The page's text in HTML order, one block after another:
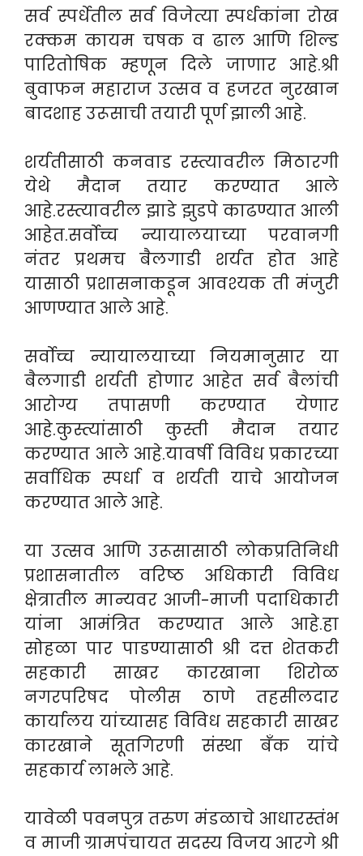
सर्व स्पर्धेतील सर्व विजेत्या स्पर्धकांना रोख
रक्कम कायम चषक व ढाल आणि शिल्ड
पारितोषिक म्हणून दिले जाणार आहे.श्री
बुवाफन महाराज उत्सव व हजरत नुरखान
बादशाह उरूसाची तयारी पूर्ण झाली आहे.
शर्यतीसाठी कनवाड रस्त्यावरील मिठारगी
येथे मैदान तयार करण्यात आले
आहे.रस्त्यावरील झाडे झुडपे काढण्यात आली
आहेत.सर्वोच्च न्यायालयाच्या परवानगी
नंतर प्रथमच बैलगाडी शर्यत होत आहे
यासाठी प्रशासनाकडून आवश्यक ती मंजुरी
आणण्यात आले आहे.
सर्वोच्च न्यायालयाच्या नियमानुसार या
बैलगाडी शर्यती होणार आहेत सर्व बैलांची
आरोग्य तपासणी करण्यात येणार
आहे.कुस्त्यांसाठी कुस्ती मैदान तयार
करण्यात आले आहे.यावर्षी विविध प्रकारच्या
सर्वाधिक स्पर्धा व शर्यती याचे आयोजन
करण्यात आले आहे.
या उत्सव आणि उरूसासाठी लोकप्रतिनिधी
प्रशासनातील वरिष्ठ अधिकारी विविध
क्षेत्रातील मान्यवर आजी-माजी पदाधिकारी
यांना आमंत्रित करण्यात आले आहे.हा
सोहळा पार पाडण्यासाठी श्री दत्त शेतकरी
सहकारी साखर कारखाना शिरोळ
नगरपरिषद पोलीस ठाणे तहसीलदार
कार्यालय यांच्यासह विविध सहकारी साखर
कारखाने सूतगिरणी संस्था बँक यांचे
सहकार्य लाभले आहे.
यावेळी पवनपुत्र तरुण मंडळाचे आधारस्तंभ
व माजी ग्रामपंचायत सदस्य विजय आरगे श्री